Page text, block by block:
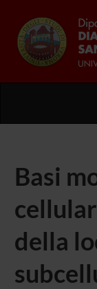
Basi
della